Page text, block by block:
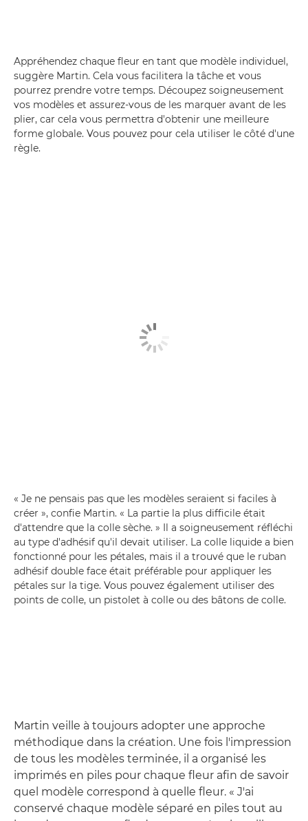
Appréhendez chaque fleur en tant que modèle individuel,
suggère Martin. Cela vous facilitera la tâche et vous
pourrez prendre votre temps. Découpez soigneusement
vos modèles et assurez-vous de les marquer avant de les
plier, car cela vous permettra d'obtenir une meilleure
forme globale. Vous pouvez pour cela utiliser le côté d'une
règle.
« Je ne pensais pas que les modèles seraient si faciles à
créer », confie Martin. « La partie la plus difficile était
d'attendre que la colle sèche. » Il a soigneusement réfléchi
au type d'adhésif qu'il devait utiliser. La colle liquide a bien
fonctionné pour les pétales, mais il a trouvé que le ruban
adhésif double face était préférable pour appliquer les
pétales sur la tige. Vous pouvez également utiliser des
points de colle, un pistolet à colle ou des bâtons de colle.
Martin veille à toujours adopter une approche
méthodique dans la création. Une fois l'impression
de tous les modèles terminée, il a organisé les
imprimés en piles pour chaque fleur afin de savoir
quel modèle correspond à quelle fleur. « J'ai
conservé chaque modèle séparé en piles tout au